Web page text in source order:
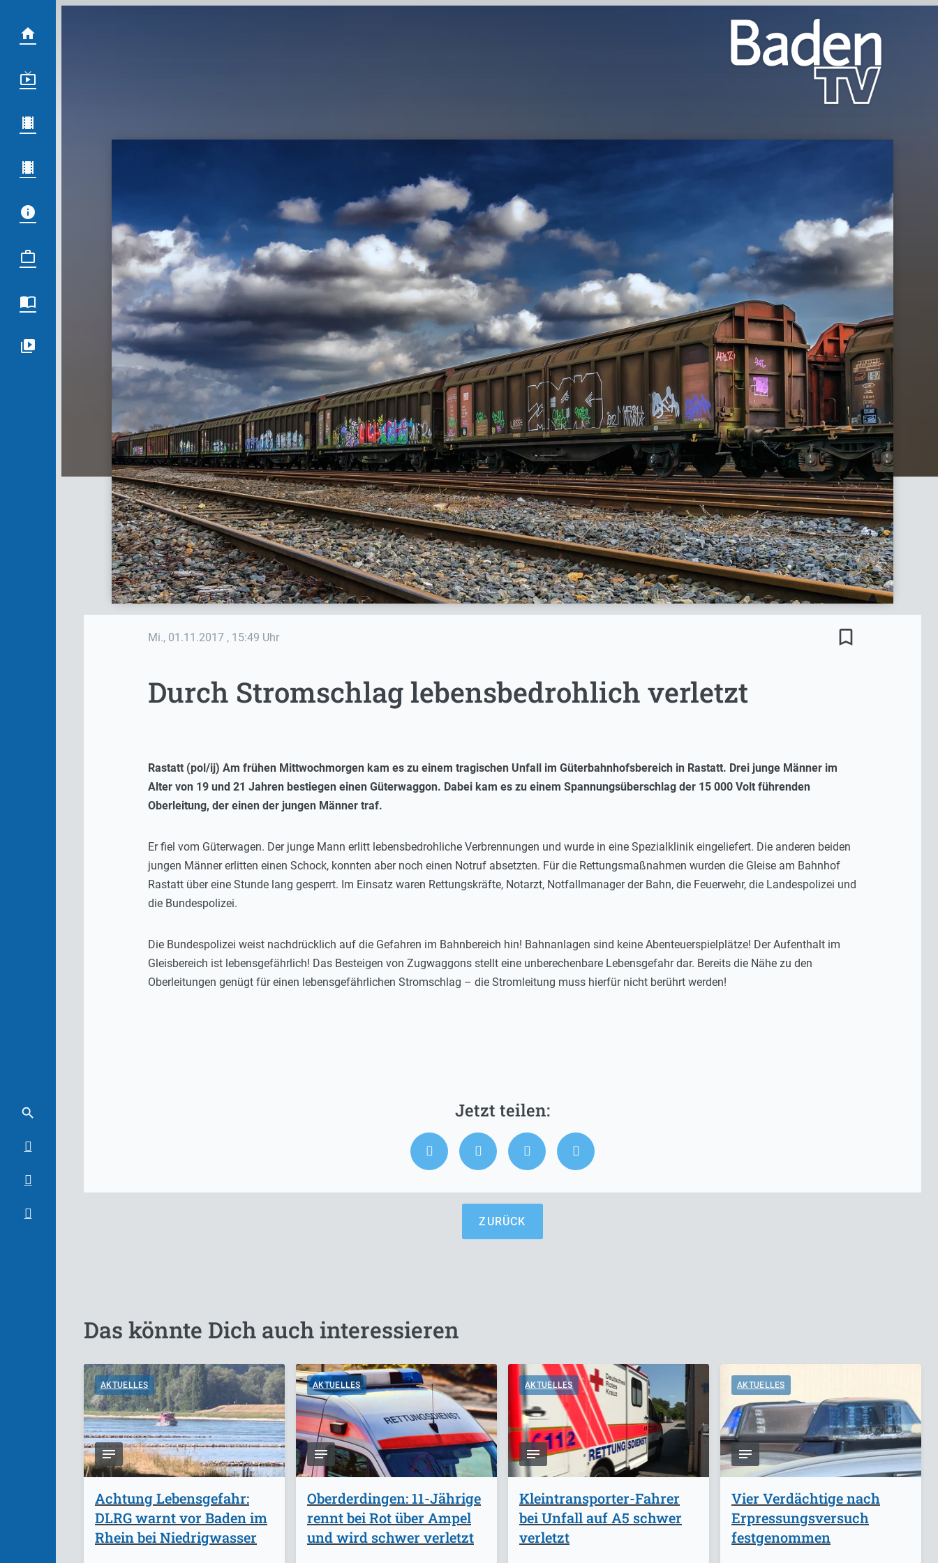
Mi., 01.11.2017 , 15:49 Uhr bookmark_border
Durch Stromschlag lebensbedrohlich verletzt
Rastatt (pol/ij) Am frühen Mittwochmorgen kam es zu einem tragischen Unfall im Güterbahnhofsbereich in Rastatt. Drei junge Männer im
Alter von 19 und 21 Jahren bestiegen einen Güterwaggon. Dabei kam es zu einem Spannungsüberschlag der 15 000 Volt führenden
Oberleitung, der einen der jungen Männer traf.
Er fiel vom Güterwagen. Der junge Mann erlitt lebensbedrohliche Verbrennungen und wurde in eine Spezialklinik eingeliefert. Die anderen beiden
jungen Männer erlitten einen Schock, konnten aber noch einen Notruf absetzten. Für die Rettungsmaßnahmen wurden die Gleise am Bahnhof
Rastatt über eine Stunde lang gesperrt. Im Einsatz waren Rettungskräfte, Notarzt, Notfallmanager der Bahn, die Feuerwehr, die Landespolizei und
die Bundespolizei.
Die Bundespolizei weist nachdrücklich auf die Gefahren im Bahnbereich hin! Bahnanlagen sind keine Abenteuerspielplätze! Der Aufenthalt im
Gleisbereich ist lebensgefährlich! Das Besteigen von Zugwaggons stellt eine unberechenbare Lebensgefahr dar. Bereits die Nähe zu den
Oberleitungen genügt für einen lebensgefährlichen Stromschlag – die Stromleitung muss hierfür nicht berührt werden!
ZURÜCK
Das könnte Dich auch interessieren
AKTUELLES
Achtung Lebensgefahr:
DLRG warnt vor Baden im
Rhein bei Niedrigwasser
AKTUELLES
Oberderdingen: 11-Jährige
rennt bei Rot über Ampel
und wird schwer verletzt
AKTUELLES
Kleintransporter-Fahrer
bei Unfall auf A5 schwer
verletzt
AKTUELLES
Vier Verdächtige nach
Erpressungsversuch
festgenommen